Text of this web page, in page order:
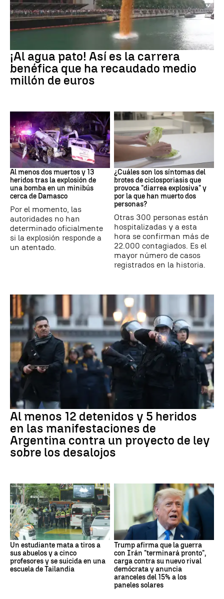
¡Al agua pato! Así es la carrera
benéfica que ha recaudado medio
millón de euros
SIRIA
Al menos dos muertos y 13
heridos tras la explosión de
una bomba en un minibús
cerca de Damasco
Por el momento, las
autoridades no han
determinado oficialmente
si la explosión responde a
un atentado.
Brote
¿Cuáles son los síntomas del
brotes de ciclosporiasis que
provoca "diarrea explosiva" y
por la que han muerto dos
personas?
Otras 300 personas están
hospitalizadas y a esta
hora se confirman más de
22.000 contagiados. Es el
mayor número de casos
registrados en la historia.
Al menos 12 detenidos y 5 heridos
en las manifestaciones de
Argentina contra un proyecto de ley
sobre los desalojos
Un estudiante mata a tiros a
sus abuelos y a cinco
profesores y se suicida en una
escuela de Tailandia
Trump afirma que la guerra
con Irán "terminará pronto",
carga contra su nuevo rival
demócrata y anuncia
aranceles del 15% a los
paneles solares